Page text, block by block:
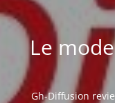
Le
Gh-Diffusion